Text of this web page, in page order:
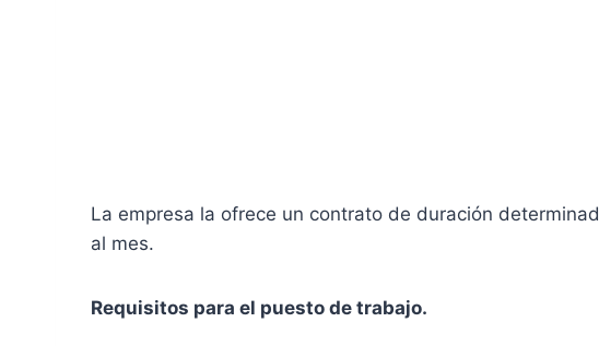
La empresa la ofrece un contrato de duración
al mes.
Requisitos para el puesto de trabajo.